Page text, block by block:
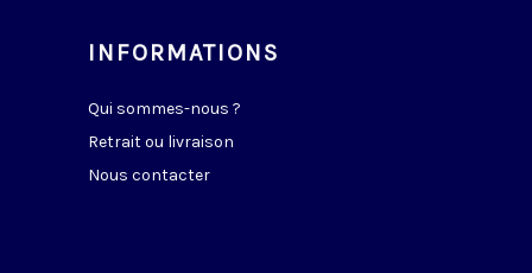
INFORMATIONS
Qui sommes-nous ?
Retrait ou livraison
Nous contacter